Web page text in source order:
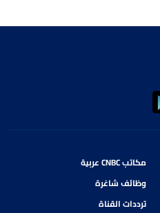
مكاتب CNBC عربية
وظائف شاغرة
ترددات القناة